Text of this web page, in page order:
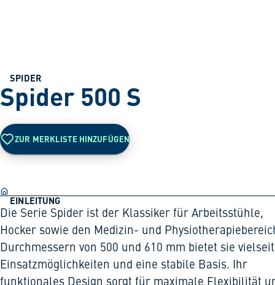
SPIDER
Spider 500 S
ZUR MERKLISTE HINZUFÜGEN
EINLEITUNG
Die Serie Spider ist der Klassiker für Arbeitsstühle,
Hocker sowie den Medizin- und
Durchmessern von 500 und 610 mm bietet sie
Einsatzmöglichkeiten und eine stabile Basis. Ihr
funktionales Design sorgt für maximale Flexibilität